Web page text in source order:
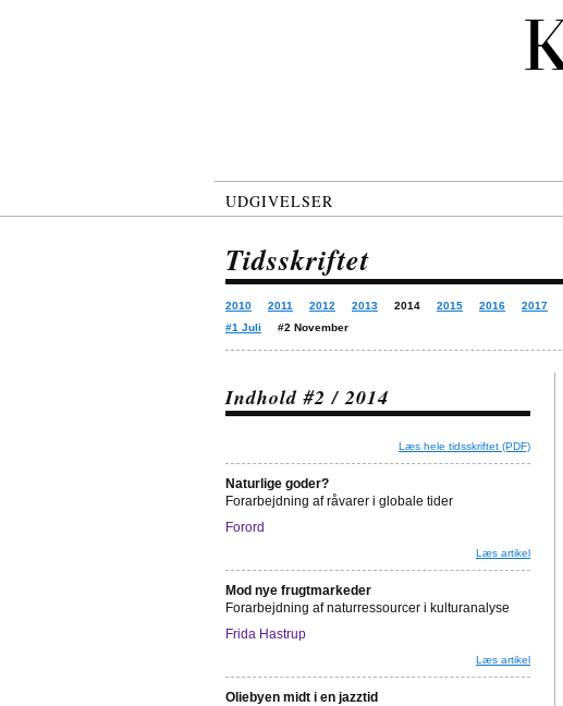
UDGIVELSER
Tidsskriftet
2010 2011 2012 2013 2014 2015 2016 2017
#1 Juli
#2 November
Indhold #2 / 2014
Læs hele tidsskriftet (PDF)
Naturlige goder?
Forarbejdning af råvarer i globale tider
Forord
Læs artikel
Mod nye frugtmarkeder
Forarbejdning af naturressourcer i kulturanalyse
Frida Hastrup
Læs artikel
Oliebyen midt i en jazztid